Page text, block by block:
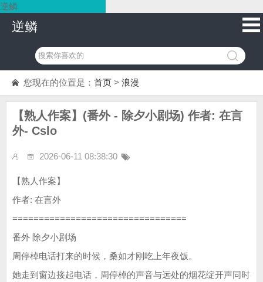
逆鳞
逆鳞
您现在的位置是： 首页 > 浪漫
【熟人作案】(番外 - 除夕小剧场) 作者: 在言
外- Cslo
2026-06-11 08:38:30
【熟人作案】
作者: 在言外
=================================
番外 除夕小剧场
周停棹电话打来的时候，桑如才刚吃上年夜饭。
她走到窗边接起电话，周停棹的声音与远处的烟花绽开声同时